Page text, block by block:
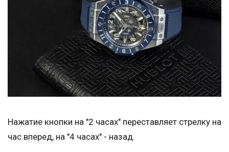
Нажатие кнопки на "2 часах" переставляет стрелку на
час вперед, на "4 часах" - назад.